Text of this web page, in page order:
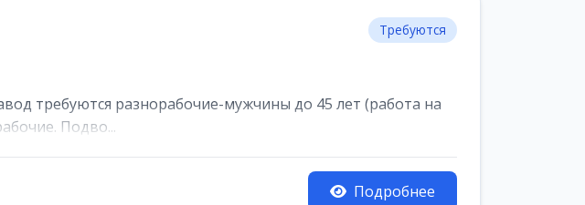
Требуются
требуются разнорабочие-мужчины до 45 лет (работа на
Подво...
Подробнее